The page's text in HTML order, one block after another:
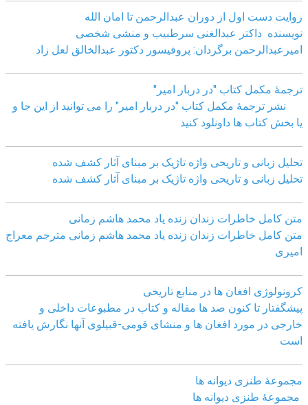
روایت دست اول از دوران عبدالرحمن تا امان الله
نویسنده داکتر عبدالغنی سرطبیب و منشی شخصی
امیرعبدالرحمن برگردان: پروفیسور دکتور عبدالخالق لعل زاد
ترجمۀ مکمل کتاب "در دربار امیر"
نشر ترجمۀ مکمل کتاب "در دربار امیر" را می توانید از این جا و
یا بخش کتاب ها داونلود کنید
تحلیل زبانی و تاریحی واژه تاژیک بر مبنای آثار کشف شده
تحلیل زبانی و تاریحی واژه تاژیک بر مبنای آثار کشف شده
متن کامل خاطرات زندان زنده یاد محمد هاشم زمانی
متن کامل خاطرات زندان زنده یاد محمد هاشم زمانی مترجم معراج
امیری
کرونولوژی افغان ھا در منابع تاریخی
پیشگفتار تا کنون صد ھا مقاله و کتاب در مطبوعات داخلی و
خارجی در مورد افغان ھا و منشای قومی-قبیلوی آنھا نگارش یافته
است
مجموعهٔ طنزی دیوانه ها
مجموعهٔ طنزی دیوانه ها